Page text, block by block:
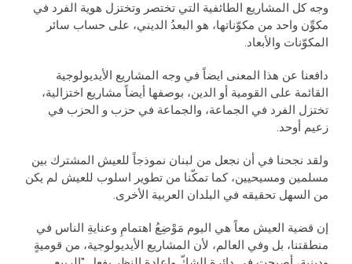
وجه كل المشاريع الطائفية التي تختصر وتختزل هوية الفرد في
مكوِّن واحد من مكوّناتها، هو البعدُ الديني، على حساب سائر
المكوّنات والأبعاد.
دافعنا عن هذا المعنى ايضاً في وجه المشاريع الأيديولوجية
القائمة على القومية أو الدين، بوصفها أيضاً مشاريع اختزالية،
تختزل الفرد في الجماعة، والجماعة في حزب و الحزب في
زعيم أوحد.
ولقد نجحنا في أن نجعل من لبنان نموذجاً للعيش المشترك بين
مسلمين ومسيحيين، كما تمكّنا من تطوير اسلوب للعيش لم يكن
من السهل تحقيقه في البلدان العربية الأخرى.
إن قضية العيش معاً هي اليوم مَوْضِعُ اهتمامِ وعنايةِ الناس في
منطقتنا، بل وفي العالم، لأن المشاريع الأيديولوجية، من قوميةٍ